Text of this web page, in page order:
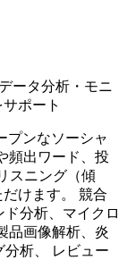
ータ分析・モニ
ポート
プンなソーシャ
頻出ワード、投
スニング（傾
けます。 競合
分析、マイクロ
品画像解析、炎
分析、 レビュー